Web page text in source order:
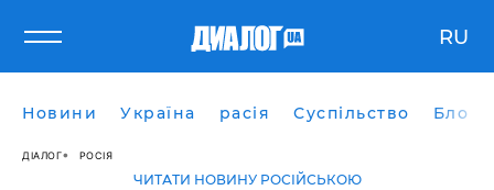
RU
Новини Україна расія Суспільство Блоги
ДІАЛОГ РОСІЯ
ЧИТАТИ НОВИНУ РОСІЙСЬКОЮ